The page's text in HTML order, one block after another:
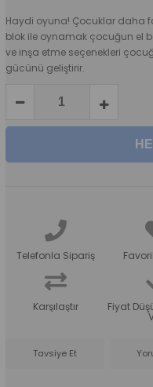
Haydi oyuna! Çocuklar daha
blok ile oynamak çocuğun el
ve inşa etme seçenekleri
gücünü geliştirir.
Telefonla Sipariş
Karşılaştır Fiyat
Tavsiye Et